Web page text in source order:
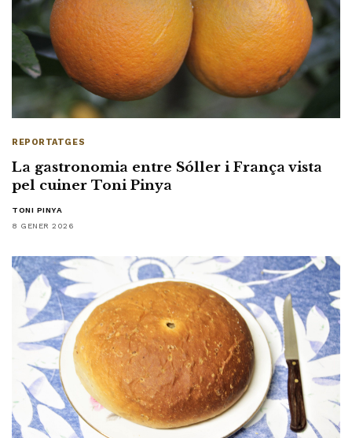
REPORTATGES
La gastronomia entre Sóller i França vista
pel cuiner Toni Pinya
TONI PINYA
8 GENER 2026